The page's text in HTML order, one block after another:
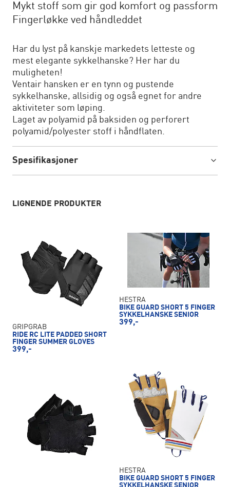
Mykt stoff som gir god komfort og passform
Fingerløkke ved håndleddet
Har du lyst på kanskje markedets letteste og
mest elegante sykkelhanske? Her har du
muligheten!
Ventair hansken er en tynn og pustende
sykkelhanske, allsidig og også egnet for andre
aktiviteter som løping.
Laget av polyamid på baksiden og perforert
polyamid/polyester stoff i håndflaten.
Spesifikasjoner
LIGNENDE PRODUKTER
GRIPGRAB
RIDE RC LITE PADDED SHORT
FINGER SUMMER GLOVES
399,-
HESTRA
BIKE GUARD SHORT 5 FINGER
SYKKELHANSKE SENIOR
399,-
HESTRA
BIKE GUARD SHORT 5 FINGER
SYKKELHANSKE SENIOR